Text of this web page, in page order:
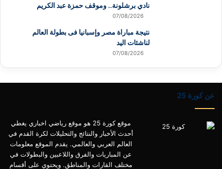
نادي برشلونة.. وموقف حمزة عبد الكريم
07/08/2026
نتيجة مباراة مصر وإسبانيا فى بطولة العالم
لناشئات اليد
07/08/2026
عن كورة 25
موقع كورة 25 هو موقع رياضي اخباري يغطي
أحدث الأخبار والنتائج والتحليلات لكرة القدم في
العالم العربي والعالمي. يقدم الموقع معلومات
عن المباريات والفرق واللاعبين والبطولات في
مختلف القارات والمناطق. ويحتوي على أقسام